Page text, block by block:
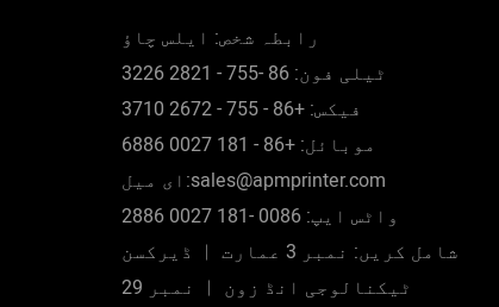
طور پر خودکار سکرین پرنٹرز (خاص
طور پر CNC پرنٹنگ مشینیں) خودکار
ہاٹ سٹیمپنگ مشین اپنی ساخت اور
ڈیزائن کے انداز میں منفرد ہے۔ جہاں
تک اس کی خصوصیات کا تعلق ہے، ہم اسے
اعلیٰ سطح کے خام مال کو اپنا کر
شاندار بنانے کی کوشش کرتے ہیں۔
رابطہ شخص: ایلس چاؤ
ٹیلی فون: 86 -755 - 2821 3226
فیکس: +86 - 755 - 2672 3710
موبائل: +86 - 181 0027 6886
ای میل:sales@apmprinter.com
واٹس ایپ: 0086 -181 0027 2886
شامل کریں: نمبر 3 عمارت ︱ ڈیرکسن
ٹیکنالوجی انڈ زون ︱ نمبر 29